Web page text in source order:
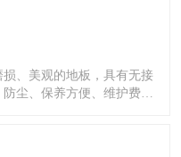
、美观的地板，具有无接
尘、保养方便、维护费用